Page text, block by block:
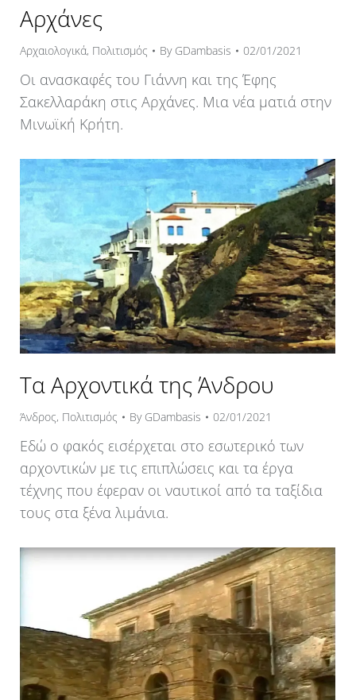
Αρχάνες
Αρχαιολογικά, Πολιτισμός By GDambasis 02/01/2021
Οι ανασκαφές του Γιάννη και της Έφης
Σακελλαράκη στις Αρχάνες. Μια νέα ματιά στην
Μινωϊκή Κρήτη.
Τα Αρχοντικά της Άνδρου
Άνδρος, Πολιτισμός By GDambasis 02/01/2021
Εδώ ο φακός εισέρχεται στο εσωτερικό των
αρχοντικών με τις επιπλώσεις και τα έργα
τέχνης που έφεραν οι ναυτικοί από τα ταξίδια
τους στα ξένα λιμάνια.